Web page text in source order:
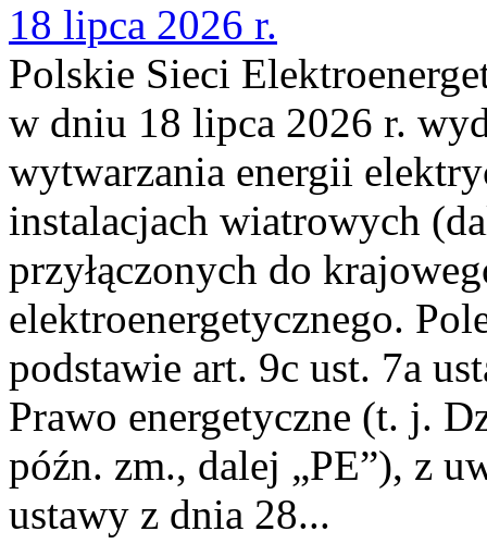
18 lipca 2026 r.
Polskie Sieci
w dniu 18 lipca 2026 r.
wytwarzania energii
instalacjach wiatrowych
przyłączonych do
elektroenergetycznego.
podstawie art. 9c ust. 7a
Prawo energetyczne (t. j.
późn. zm., dalej „PE”), z
ustawy z dnia 28...